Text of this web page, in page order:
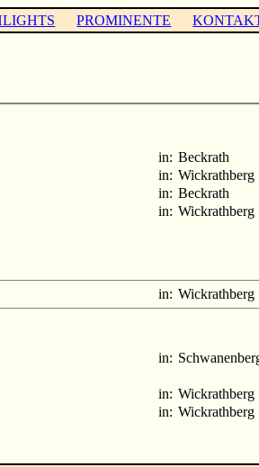
PROMINENTE
in: Beckrath
in: Wickrathberg
in: Beckrath
in: Wickrathberg
in: Wickrathberg
in:
in: Wickrathberg
in: Wickrathberg